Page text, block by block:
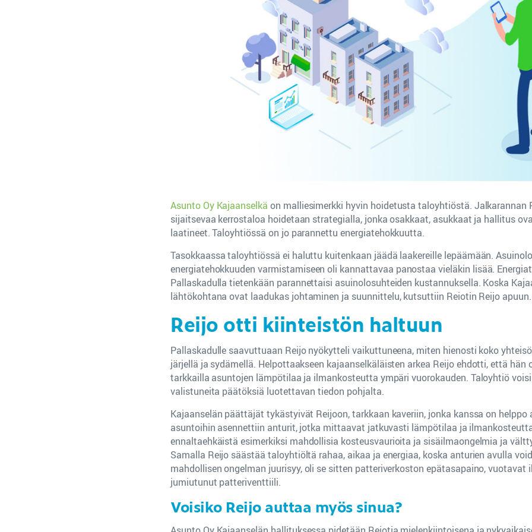
Asunto Oy Kajaanselkä on malliesimerkki hyvin hoidetusta taloyhtiöstä. Jalkarannan
sijaitsevaa kerrostaloa hoidetaan strategialla, jonka osakkaat, asukkaat ja hallitus
laatineet. Taloyhtiössä on jo parannettu energiatehokkuutta.
Tasokkaassa taloyhtiössä ei haluttu kuitenkaan jäädä laakereille lepäämään.
energiatehokkuuden varmistamiseen oli kannattavaa panostaa vieläkin lisää.
Pallaskadulla tietenkään parannettaisi asuinolosuhteiden kustannuksella. Koska
lähtökohtana ovat laadukas johtaminen ja suunnittelu, kutsuttiin Reiotin Reijo apuun.
Reijo otti kiinteistön haltuun
Pallaskadulle saavuttuaan Reijo nyökytteli vaikuttuneena, miten hienosti koko
järjellä ja sydämellä. Helpottaakseen kajaanselkäläisten arkea Reijo ehdotti, että hän
tarkkailla asuntojen lämpötilaa ja ilmankosteutta ympäri vuorokauden. Taloyhtiö
valistuneita päätöksiä luotettavan tiedon pohjalta.
Kajaanselän päättäjät tykästyivät Reijoon, tarkkaan kaveriin, jonka kanssa on helppo
asuntoihin asennettiin anturit, jotka mittaavat jatkuvasti lämpötilaa ja
ennaltaehkäistä esimerkiksi mahdollisia kosteusvaurioita ja sisäilmaongelmia ja
Samalla Reijo säästää taloyhtiöltä rahaa, aikaa ja energiaa, koska anturien avulla
mahdollisen ongelman juurisyy, oli se sitten patteriverkoston epätasapaino,
jumiutunut patteriventtiili.
Voisiko Reijo auttaa myös sinua?